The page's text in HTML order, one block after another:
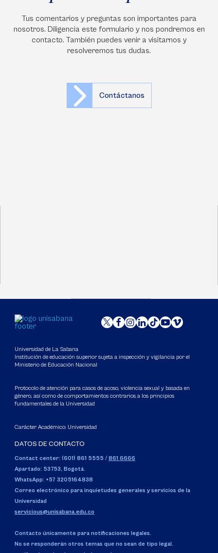
Tus comentarios y preguntas son importantes para
nosotros. Diligencia este formulario y nos pondremos en
contacto. También puedes venir a visitarnos y
resolveremos tus dudas.
Contáctanos
Universidad de La Sabana
Institución de educación superior sujeta a inspección y vigilancia por el
Ministerio de Educación Nacional
Protocolo de atención para casos de acoso, violencia sexual y basada en
género, así como de comportamientos contrarios a los principios
fundamentales de la Universidad
Carácter Académico: Universidad
DATOS DE CONTACTO
Contact center: (601) 861 5555 / 861 6666
Apartado: 53753, Bogotá.
WhatsApp: +57 3205164838
Correo electrónico para inquietudes generales y servicios de la
Universidad
servicious@unisabana.edu.co
Contacto únicamente para notificaciones legales.
No se responderán otros temas que no sean de tipo legal.